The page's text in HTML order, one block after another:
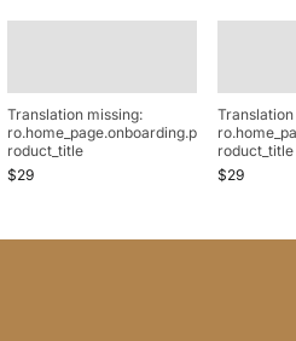
Translation missing:
ro.home_page.onboarding.p
roduct_title
$29
roduct_title
$29